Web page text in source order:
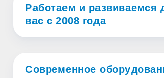
Работаем и развиваемся
вас с 2008 года
Современное